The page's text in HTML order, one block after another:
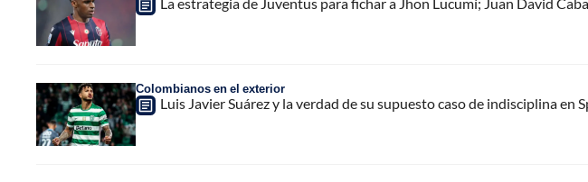
Colombianos en el exterior
Luis Javier Suárez y la verdad de su supuesto caso de indisciplina en